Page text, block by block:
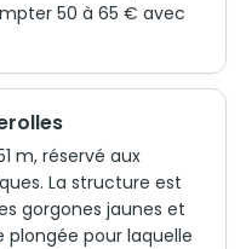
50 à 65 € avec
m, réservé aux
La structure est
gorgones jaunes et
plongée pour laquelle